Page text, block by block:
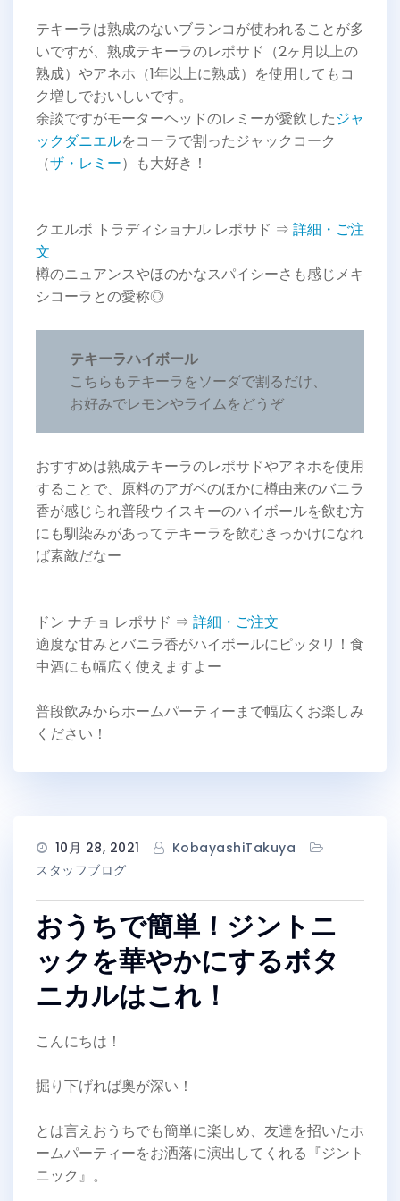
テキーラは熟成のないブランコが使われることが多
いですが、熟成テキーラのレポサド（2ヶ月以上の
熟成）やアネホ（1年以上に熟成）を使用してもコ
ク増しでおいしいです。
余談ですがモーターヘッドのレミーが愛飲したジャ
ックダニエルをコーラで割ったジャックコーク
（ザ・レミー）も大好き！
クエルボ トラディショナル レポサド ⇒ 詳細・ご注
文
樽のニュアンスやほのかなスパイシーさも感じメキ
シコーラとの愛称◎
テキーラハイボール
こちらもテキーラをソーダで割るだけ、
お好みでレモンやライムをどうぞ
おすすめは熟成テキーラのレポサドやアネホを使用
することで、原料のアガベのほかに樽由来のバニラ
香が感じられ普段ウイスキーのハイボールを飲む方
にも馴染みがあってテキーラを飲むきっかけになれ
ば素敵だなー
ドン ナチョ レポサド ⇒ 詳細・ご注文
適度な甘みとバニラ香がハイボールにピッタリ！食
中酒にも幅広く使えますよー
普段飲みからホームパーティーまで幅広くお楽しみ
ください！
10月 28, 2021
KobayashiTakuya
スタッフブログ
おうちで簡単！ジントニ
ックを華やかにするボタ
ニカルはこれ！
こんにちは！
掘り下げれば奥が深い！
とは言えおうちでも簡単に楽しめ、友達を招いたホ
ームパーティーをお洒落に演出してくれる『ジント
ニック』。